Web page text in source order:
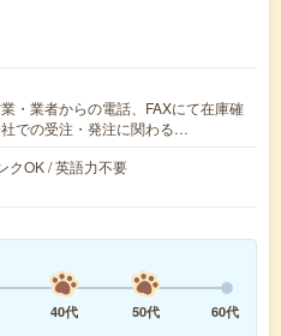
・業者からの電話、FAXにて在庫確
での受注・発注に関わる…
クOK / 英語力不要
40代 50代
60代